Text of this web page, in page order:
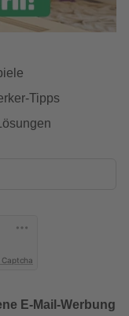
Tipps
Captcha
E-Mail-Werbung